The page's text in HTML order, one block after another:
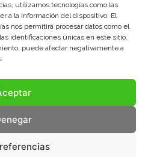
utilizamos tecnologías como las
a la información del dispositivo. El
nos permitirá procesar datos como el
identificaciones únicas en este sitio.
puede afectar negativamente a